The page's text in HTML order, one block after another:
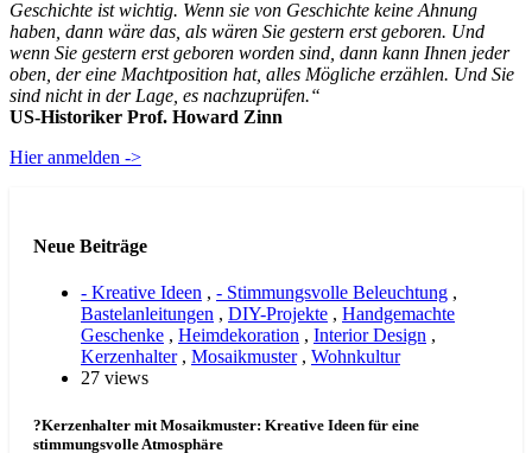
Geschichte ist wichtig. Wenn sie von Geschichte keine Ahnung
haben, dann wäre das, als wären Sie gestern erst geboren. Und
wenn Sie gestern erst geboren worden sind, dann kann Ihnen jeder
oben, der eine Machtposition hat, alles Mögliche erzählen. Und Sie
sind nicht in der Lage, es nachzuprüfen.“
US-Historiker Prof. Howard Zinn
Hier anmelden ->
Neue Beiträge
- Kreative Ideen , - Stimmungsvolle Beleuchtung ,
Bastelanleitungen , DIY-Projekte , Handgemachte
Geschenke , Heimdekoration , Interior Design ,
Kerzenhalter, Mosaikmuster, Wohnkultur
27 views
?Kerzenhalter mit Mosaikmuster: Kreative Ideen für eine
stimmungsvolle Atmosphäre